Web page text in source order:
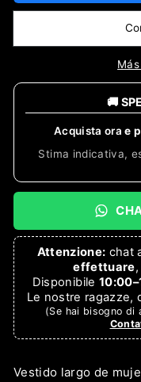
🚚
Acquista orae
Stima indicativa,
Attenzione: chat
effettuare
Disponibile
Le nostre ragazze,
(Se hai bisogno
Vestido largo de